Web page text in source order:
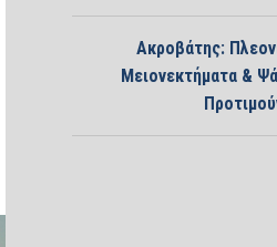
Ακροβάτης:
Μειονεκτήματα &